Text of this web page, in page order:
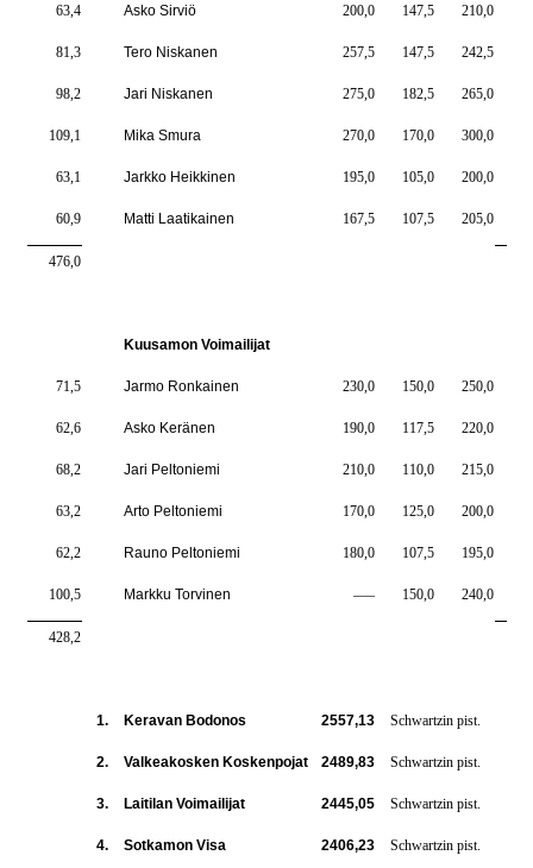
63,4 Asko Sirviö 200,0 147,5 210,0
81,3 Tero Niskanen 257,5 147,5 242,5
98,2 Jari Niskanen 275,0 182,5 265,0
109,1 Mika Smura 270,0 170,0 300,0
63,1 Jarkko Heikkinen 195,0 105,0 200,0
60,9 Matti Laatikainen 167,5 107,5 205,0
476,0
Kuusamon Voimailijat
71,5 Jarmo Ronkainen 230,0 150,0 250,0
62,6 Asko Keränen 190,0 117,5 220,0
68,2 Jari Peltoniemi 210,0 110,0 215,0
63,2 Arto Peltoniemi 170,0 125,0 200,0
62,2 Rauno Peltoniemi 180,0 107,5 195,0
100,5 Markku Torvinen —– 150,0 240,0
428,2
1. Keravan Bodonos 2557,13 Schwartzin pist.
2. Valkeakosken Koskenpojat 2489,83 Schwartzin pist.
3. Laitilan Voimailijat 2445,05 Schwartzin pist.
4. Sotkamon Visa 2406,23 Schwartzin pist.